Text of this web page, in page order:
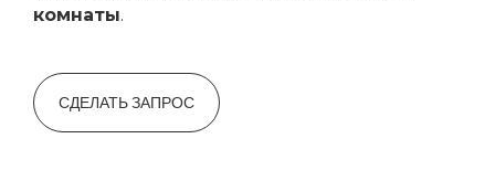
комнаты.
СДЕЛАТЬ ЗАПРОС